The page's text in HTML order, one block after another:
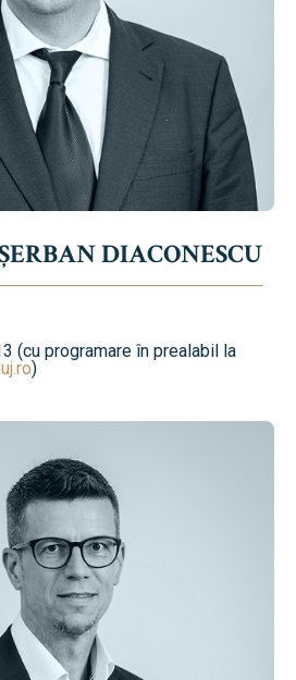
DIACONESCU
(cu programare în prealabil la
)